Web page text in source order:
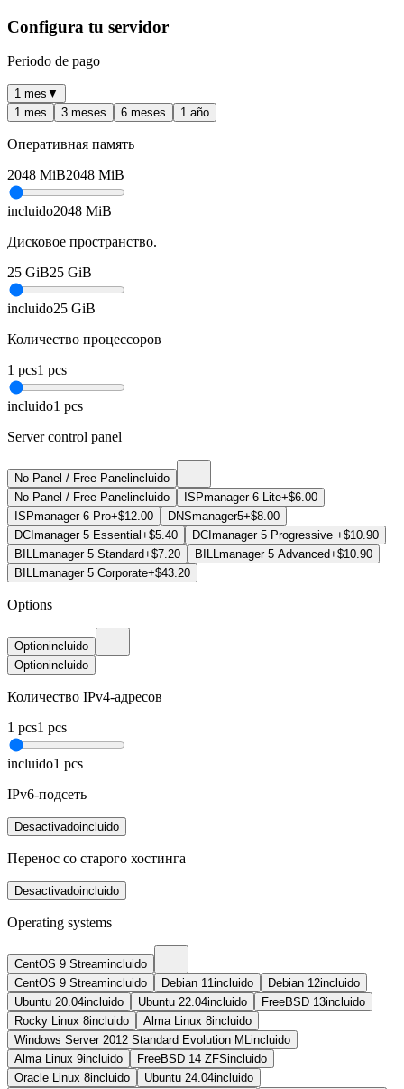
Configura tu servidor
Periodo de pago
1 mes ▼
1 mes
3 meses 6 meses 1 año
Оперативная память
2048 MiB2048 MiB
incluido2048 MiB
Дисковое пространство.
25 GiB25 GiB
incluido25 GiB
Количество процессоров
1 pcs1 pcs
incluido1 pcs
Server control panel
No Panel / Free Panel incluido
No Panel / Free Panel incluido ISPmanager 6 Lite+$6.00
ISPmanager 6 Pro+$12.00 DNSmanager5+$8.00
DCImanager 5 Essential+$5.40 DCImanager 5 Progressive +$10.90
BILLmanager 5 Standard+$7.20 BILLmanager 5 Advanced+$10.90
BILLmanager 5 Corporate+$43.20
Options
Optionincluido
Optionincluido
Количество IPv4-адресов
1 pcs1 pcs
incluido1 pcs
IPv6-подсеть
Desactivadoincluido
Перенос со старого хостинга
Desactivadoincluido
Operating systems
CentOS 9 Streamincluido
CentOS 9 Streamincluido Debian 11incluido Debian 12incluido
Ubuntu 20.04incluido Ubuntu 22.04incluido FreeBSD 13incluido
Rocky Linux 8incluido Alma Linux 8incluido
Windows Server 2012 Standard Evolution MLincluido
Alma Linux 9incluido FreeBSD 14 ZFSincluido
Oracle Linux 8incluido Ubuntu 24.04incluido